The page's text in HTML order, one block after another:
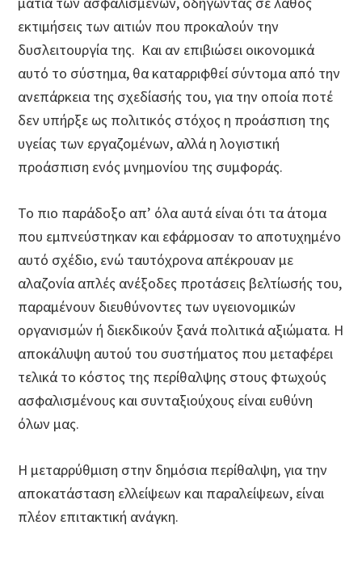
εκτιμήσεις των αιτιών που προκαλούν την
δυσλειτουργία της. Και αν επιβιώσει οικονομικά
αυτό το σύστημα, θα καταρριφθεί σύντομα από την
ανεπάρκεια της σχεδίασής του, για την οποία ποτέ
δεν υπήρξε ως πολιτικός στόχος η προάσπιση της
υγείας των εργαζομένων, αλλά η λογιστική
προάσπιση ενός μνημονίου της συμφοράς.
Το πιο παράδοξο απ’ όλα αυτά είναι ότι τα άτομα
που εμπνεύστηκαν και εφάρμοσαν το αποτυχημένο
αυτό σχέδιο, ενώ ταυτόχρονα απέκρουαν με
αλαζονία απλές ανέξοδες προτάσεις βελτίωσής του,
παραμένουν διευθύνοντες των υγειονομικών
οργανισμών ή διεκδικούν ξανά πολιτικά αξιώματα. Η
αποκάλυψη αυτού του συστήματος που μεταφέρει
τελικά το κόστος της περίθαλψης στους φτωχούς
ασφαλισμένους και συνταξιούχους είναι ευθύνη
όλων μας.
Η μεταρρύθμιση στην δημόσια περίθαλψη, για την
αποκατάσταση ελλείψεων και παραλείψεων, είναι
πλέον επιτακτική ανάγκη.